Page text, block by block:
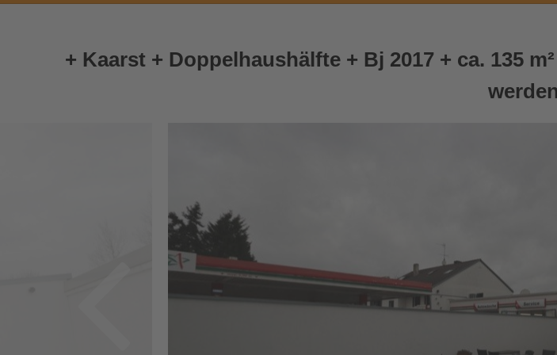
+ Kaarst + Doppelhaushälfte + Bj 2017 + ca. 135